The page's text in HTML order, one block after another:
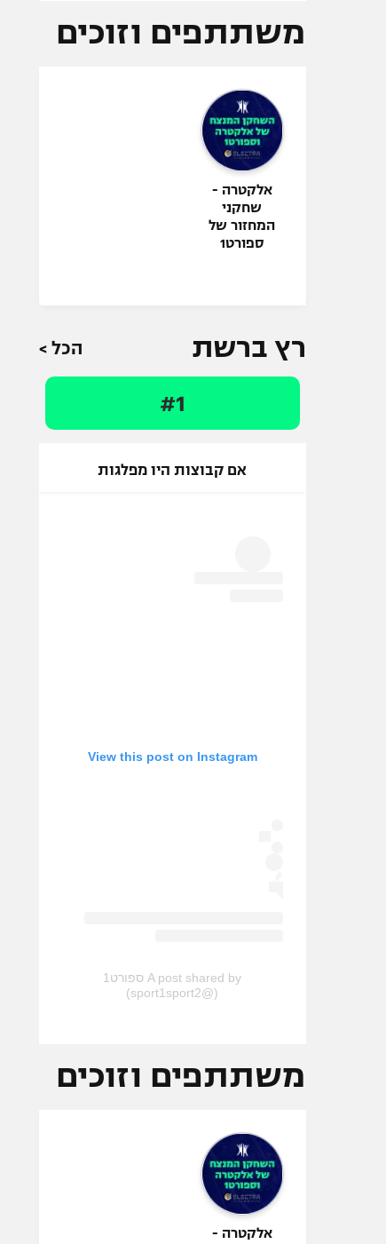
משתתפים וזוכים
אלקטרה -
שחקני
המחזור של
ספורט1
רץ ברשת הכל >
#1
אם קבוצות היו מפלגות
View this post on Instagram
A post shared by ספורט1
(@sport1sport2)
משתתפים וזוכים
אלקטרה -